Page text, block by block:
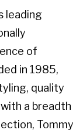
leading
of
in 1985,
quality
a breadth
Tommy